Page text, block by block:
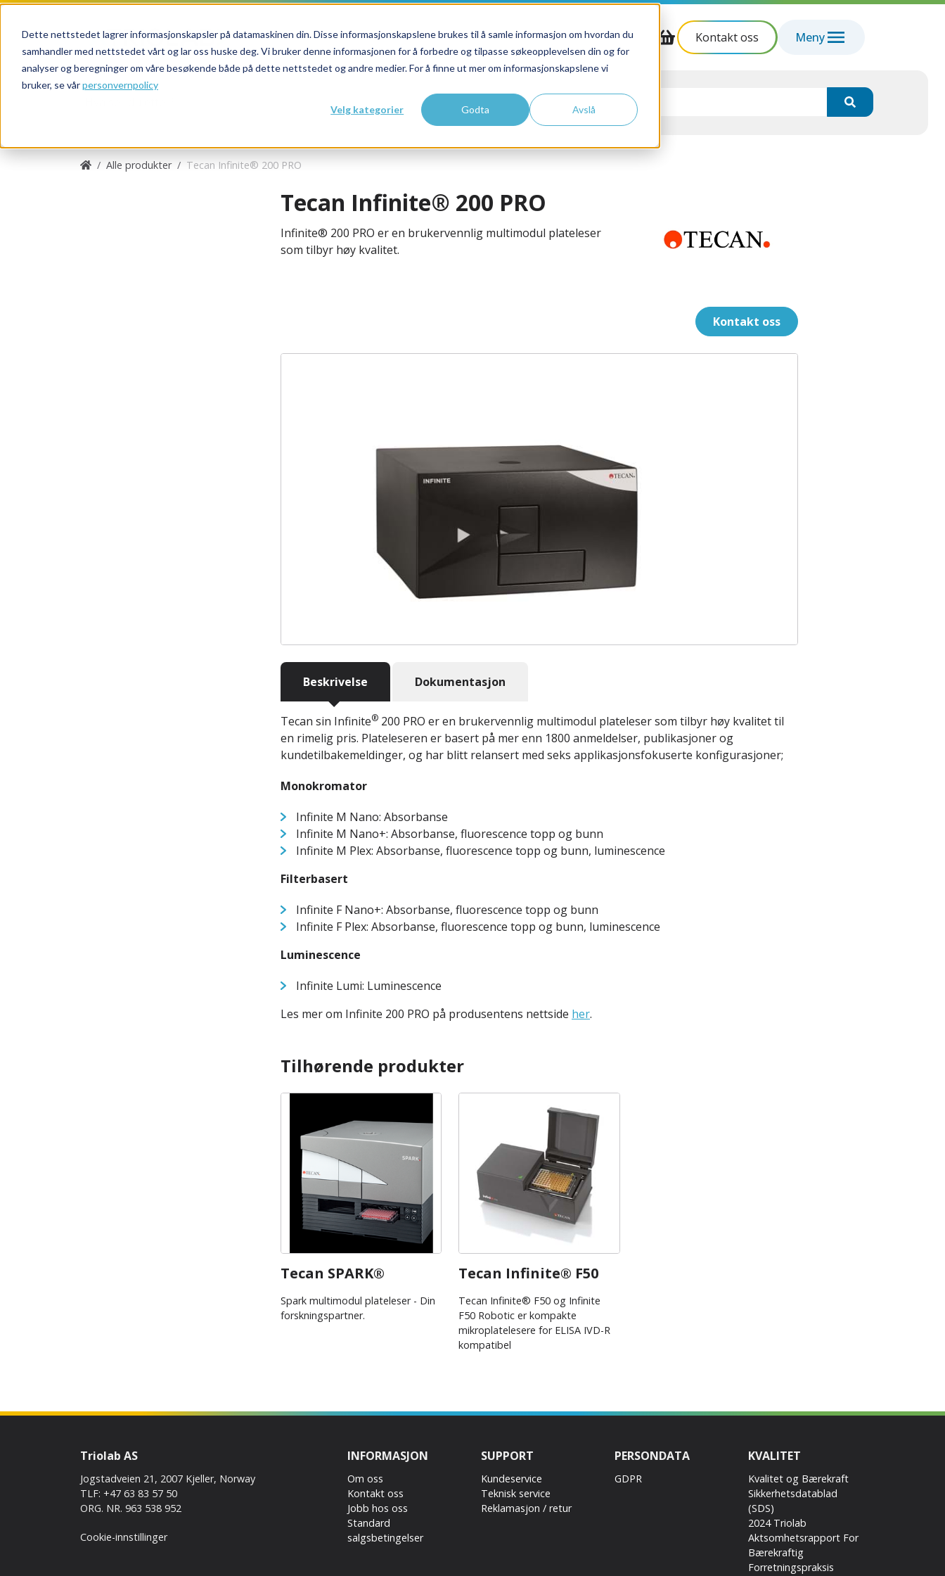
Dette nettstedet lagrer informasjonskapsler på datamaskinen din. Disse informasjonskapslene brukes til å samle informasjon om hvordan du
samhandler med nettstedet vårt og lar oss huske deg. Vi bruker denne informasjonen for å forbedre og tilpasse søkeopplevelsen din og for
analyser og beregninger om våre besøkende både på dette nettstedet og andre medier. For å finne ut mer om informasjonskapslene vi
bruker, se vårpersonvernpolicy
Velg kategorier Godta Avslå
Kontakt oss Meny
Alle produkter Tecan Infinite® 200 PRO
Tecan Infinite® 200 PRO
Infinite® 200 PRO er en brukervennlig multimodul plateleser
som tilbyr høy kvalitet.
Kontakt oss
Beskrivelse Dokumentasjon
Tecan sin Infinite® 200 PRO er en brukervennlig multimodul plateleser som tilbyr høy kvalitet til
en rimelig pris. Plateleseren er basert på mer enn 1800 anmeldelser, publikasjoner og
kundetilbakemeldinger, og har blitt relansert med seks applikasjonsfokuserte konfigurasjoner;
Monokromator
Infinite M Nano: Absorbanse
Infinite M Nano+: Absorbanse, fluorescence topp og bunn
Infinite M Plex: Absorbanse, fluorescence topp og bunn, luminescence
Filterbasert
Infinite F Nano+: Absorbanse, fluorescence topp og bunn
Infinite F Plex: Absorbanse, fluorescence topp og bunn, luminescence
Luminescence
Infinite Lumi: Luminescence
Les mer om Infinite 200 PRO på produsentens nettside her.
Tilhørende produkter
Tecan SPARK®
Spark multimodul plateleser - Din
forskningspartner.
Tecan Infinite® F50
Tecan Infinite® F50 og Infinite
F50 Robotic er kompakte
mikroplatelesere for ELISA IVD-R
kompatibel
Triolab AS
Jogstadveien 21, 2007 Kjeller, Norway
TLF: +47 63 83 57 50
ORG. NR. 963 538 952
Cookie-innstillinger
INFORMASJON
Om oss
Kontakt oss
Jobb hos oss
Standard
salgsbetingelser
SUPPORT
Kundeservice
Teknisk service
Reklamasjon / retur
PERSONDATA
GDPR
KVALITET
Kvalitet og Bærekraft
Sikkerhetsdatablad
(SDS)
2024 Triolab
Aktsomhetsrapport For
Bærekraftig
Forretningspraksis